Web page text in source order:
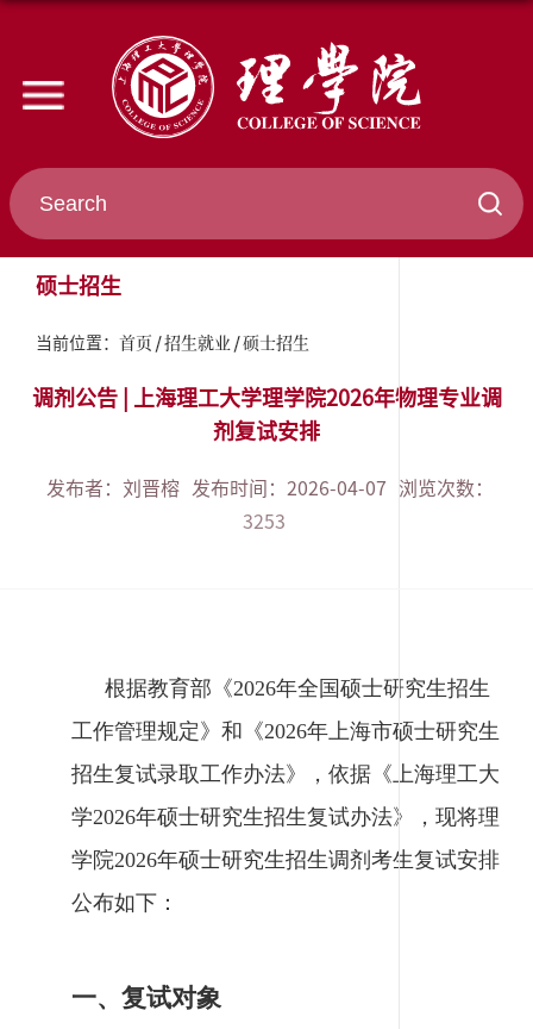
硕士招生
当前位置： 首页 招生就业 硕士招生
调剂公告 | 上海理工大学理学院2026年物理专业调
剂复试安排
发布者：刘晋榕 发布时间：2026-04-07
浏览次数：
3253
根据教育部《2026年全国硕士研究生招生
工作管理规定》和《2026年上海市硕士研究生
招生复试录取工作办法》，依据《上海理工大
学2026年硕士研究生招生复试办法》，现将理
学院2026年硕士研究生招生调剂考生复试安排
公布如下：
一、复试对象